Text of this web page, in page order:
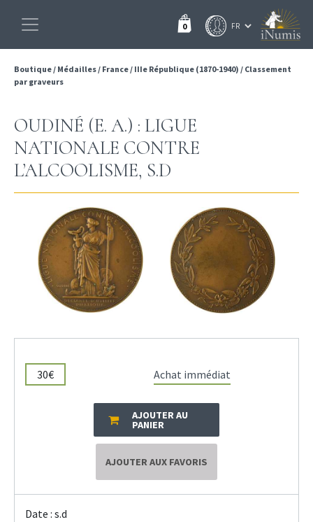
0
Boutique/ Médailles/ France/ IIIe République (1870-1940) / Classement
par graveurs
OUDINÉ (E. A.) : LIGUE
NATIONALE CONTRE
L’ALCOOLISME, S.D
30€ Achat immédiat
AJOUTER AU
PANIER
AJOUTER AUX FAVORIS
Date : s.d